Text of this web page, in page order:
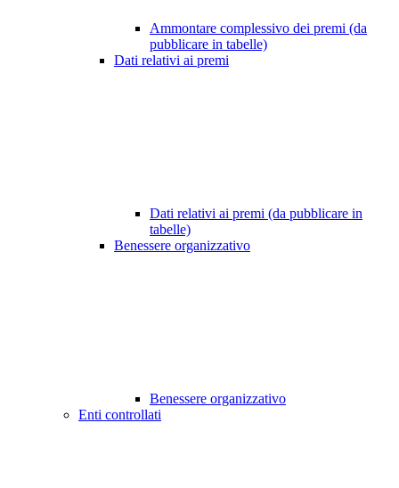
Ammontare complessivo dei premi (da
pubblicare in tabelle)
Dati relativi ai premi
Dati relativi ai premi (da pubblicare in
tabelle)
Benessere organizzativo
Benessere organizzativo
Enti controllati